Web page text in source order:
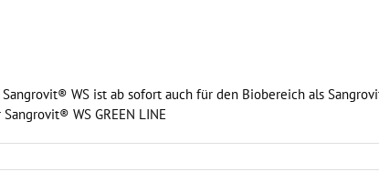
WS ist ab sofort auch für den Biobereich als
WS GREEN LINE